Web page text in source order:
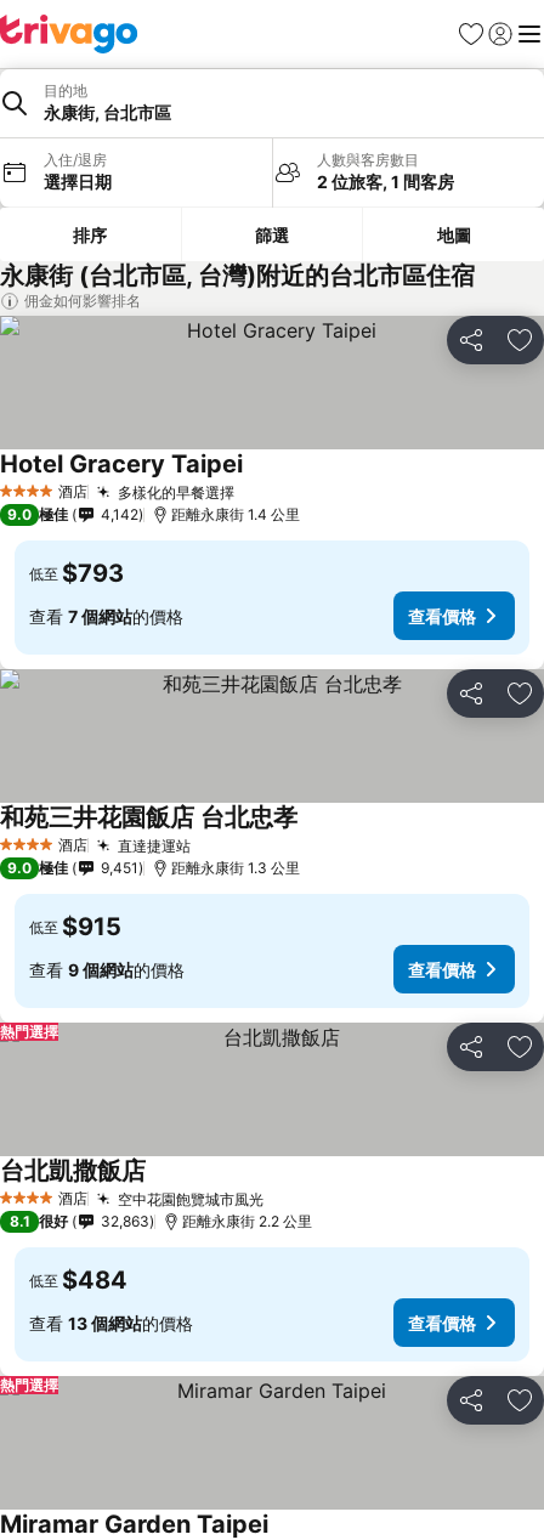
收藏夾
登入 選
目的地
永康街, 台北市區
入住/退房
選擇日期
人數與客房數目
2 位旅客, 1 間客房
排序 篩選 地圖
永康街 (台北市區, 台灣)附近的台北市區住宿
佣金如何影響排名
分享 放
4 星級 酒店 多樣化的早餐選擇
Hotel Gracery Taipei
9.0 極佳 4,142 距離永康街 1.4 公里
低至 $793
查看 7 個網站的價格 查看價格
分享 放
4 星級 酒店 直達捷運站
和苑三井花園飯店 台北忠孝
9.0 極佳 9,451 距離永康街 1.3 公里
低至 $915
查看 9 個網站的價格 查看價格
分享 放
熱門選擇
4 星級 酒店 空中花園飽覽城市風光
台北凱撒飯店
8.1 很好 32,863 距離永康街 2.2 公里
低至 $484
查看 13 個網站的價格 查看價格
分享 放
熱門選擇
Miramar Garden Taipei